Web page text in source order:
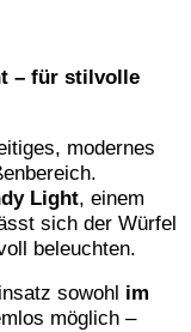
– für stilvolle
modernes
Light, einem
sich der Würfel
beleuchten.
sowohl im
möglich –